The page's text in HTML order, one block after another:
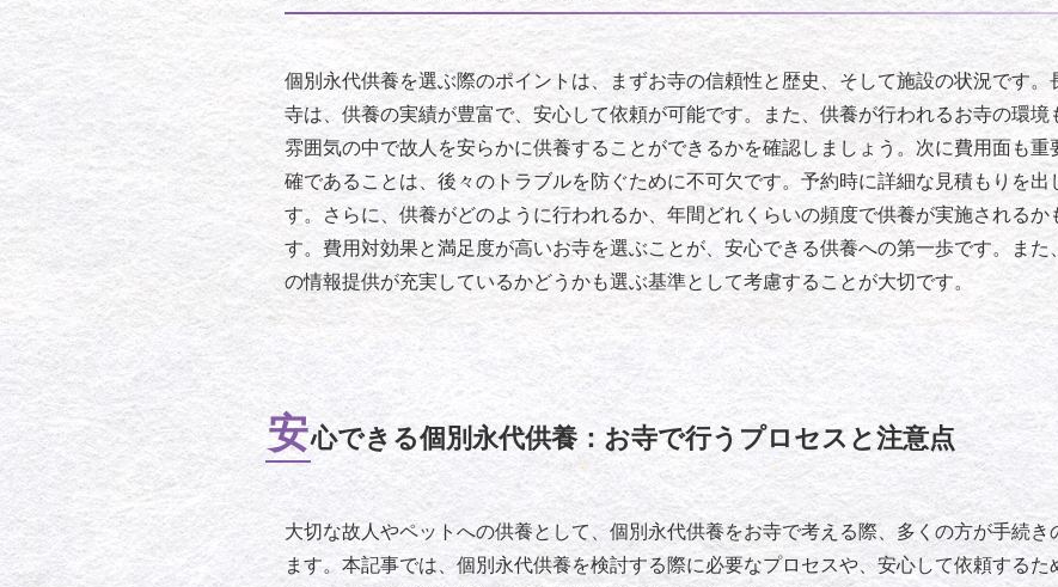
個別永代供養を選ぶ際のポイントは、まずお寺の信頼性と歴史、そして施設の状況です
寺は、供養の実績が豊富で、安心して依頼が可能です。また、供養が行われるお寺の環境
雰囲気の中で故人を安らかに供養することができるかを確認しましょう。次に費用面も
確であることは、後々のトラブルを防ぐために不可欠です。予約時に詳細な見積もりを出
す。さらに、供養がどのように行われるか、年間どれくらいの頻度で供養が実施されるか
す。費用対効果と満足度が高いお寺を選ぶことが、安心できる供養への第一歩です。ま
の情報提供が充実しているかどうかも選ぶ基準として考慮することが大切です。
安心できる個別永代供養：お寺で行うプロセスと注意点
大切な故人やペットへの供養として、個別永代供養をお寺で考える際、多くの方が手続
ます。本記事では、個別永代供養を検討する際に必要なプロセスや、安心して依頼する